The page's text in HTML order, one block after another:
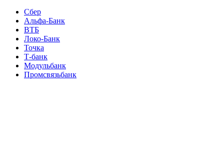
Сбер
Альфа-Банк
ВТБ
Локо-Банк
Точка
Т-банк
Модульбанк
Промсвязьбанк